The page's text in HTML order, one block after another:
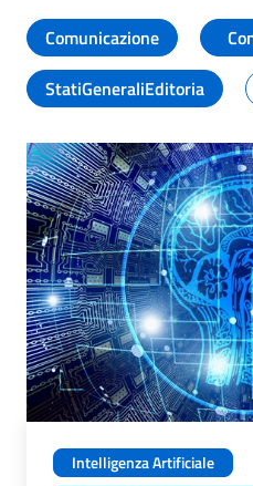
Tutti i contenuti
Comunicazione
StatiGeneraliEditoria
Intelligenza Artificiale